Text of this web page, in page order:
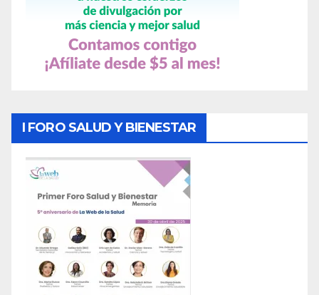
I FORO SALUD Y BIENESTAR